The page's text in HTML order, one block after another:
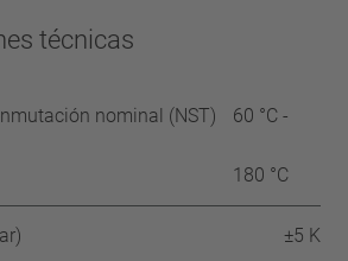
técnicas
nominal (NST) 60 °C -
180 °C
±5 K